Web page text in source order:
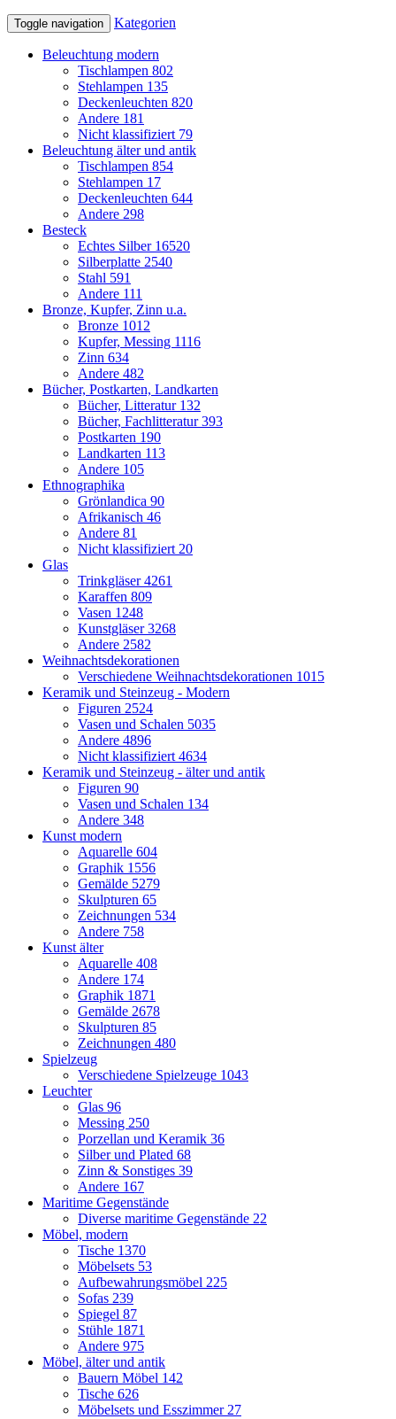
Toggle navigation Kategorien
Beleuchtung modern
Tischlampen 802
Stehlampen 135
Deckenleuchten 820
Andere 181
Nicht klassifiziert 79
Beleuchtung älter und antik
Tischlampen 854
Stehlampen 17
Deckenleuchten 644
Andere 298
Besteck
Echtes Silber 16520
Silberplatte 2540
Stahl 591
Andere 111
Bronze, Kupfer, Zinn u.a.
Bronze 1012
Kupfer, Messing 1116
Zinn 634
Andere 482
Bücher, Postkarten, Landkarten
Bücher, Litteratur 132
Bücher, Fachlitteratur393
Postkarten 190
Landkarten 113
Andere 105
Ethnographika
Grönlandica 90
Afrikanisch 46
Andere 81
Nicht klassifiziert 20
Glas
Trinkgläser4261
Karaffen 809
Vasen 1248
Kunstgläser3268
Andere 2582
Weihnachtsdekorationen
Verschiedene Weihnachtsdekorationen 1015
Keramik und Steinzeug - Modern
Figuren 2524
Vasen und Schalen 5035
Andere 4896
Nicht klassifiziert 4634
Keramik und Steinzeug - älter und antik
Figuren 90
Vasen und Schalen 134
Andere 348
Kunst modern
Aquarelle 604
Graphik 1556
Gemälde 5279
Skulpturen 65
Zeichnungen 534
Andere 758
Kunst älter
Aquarelle 408
Andere 174
Graphik 1871
Gemälde 2678
Skulpturen 85
Zeichnungen 480
Spielzeug
Verschiedene Spielzeuge 1043
Leuchter
Glas 96
Messing 250
Porzellan und Keramik 36
Silber und Plated 68
Zinn & Sonstiges 39
Andere 167
Maritime Gegenstände
Diverse maritime Gegenstände 22
Möbel, modern
Tische 1370
Möbelsets 53
Aufbewahrungsmöbel 225
Sofas 239
Spiegel 87
Stühle 1871
Andere 975
Möbel, älter und antik
Bauern Möbel 142
Tische 626
Möbelsets und Esszimmer 27